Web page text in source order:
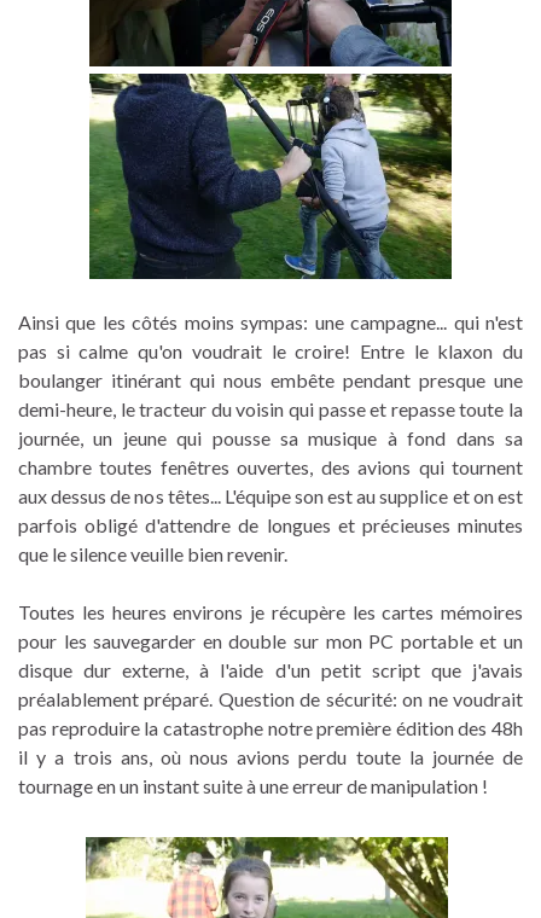
Ainsi que les côtés moins sympas: une campagne... qui n'est
pas si calme qu'on voudrait le croire! Entre le klaxon du
boulanger itinérant qui nous embête pendant presque une
demi-heure, le tracteur du voisin qui passe et repasse toute la
journée, un jeune qui pousse sa musique à fond dans sa
chambre toutes fenêtres ouvertes, des avions qui tournent
aux dessus de nos têtes... L'équipe son est au supplice et on est
parfois obligé d'attendre de longues et précieuses minutes
que le silence veuille bien revenir.
Toutes les heures environs je récupère les cartes mémoires
pour les sauvegarder en double sur mon PC portable et un
disque dur externe, à l'aide d'un petit script que j'avais
préalablement préparé. Question de sécurité: on ne voudrait
pas reproduire la catastrophe notre première édition des 48h
il y a trois ans, où nous avions perdu toute la journée de
tournage en un instant suite à une erreur de manipulation !